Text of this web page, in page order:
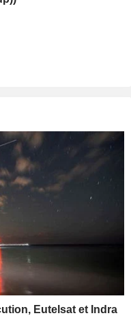
Eutelsat et Indra